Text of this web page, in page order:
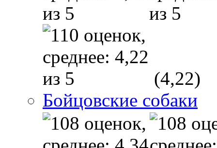
(4,22)
Бойцовские собаки